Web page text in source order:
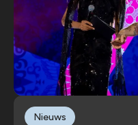
Nieuws